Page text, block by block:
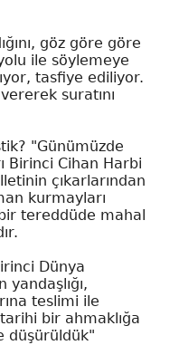
göz göre göre
ile söylemeye
tasfiye ediliyor.
suratını
"Günümüzde
Birinci Cihan Harbi
çıkarlarından
kurmayları
tereddüde mahal
Dünya
yandaşlığı,
teslimi ile
bir ahmaklığa
düşürüldük"